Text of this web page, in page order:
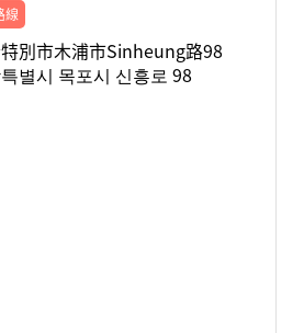
線
別市木浦市Sinheung路98
별시 목포시 신흥로 98